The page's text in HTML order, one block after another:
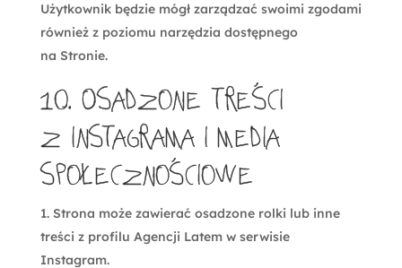
Użytkownik będzie mógł zarządzać swoimi zgodami
również z poziomu narzędzia dostępnego
na Stronie.
10. Osadzone treści
z Instagrama i media
społecznościowe
Strona może zawierać osadzone rolki lub inne
treści z profilu Agencji Latem w serwisie
Instagram.